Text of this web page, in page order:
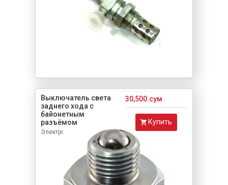
Выключатель света
заднего хода с
байонетным
разъёмом
Электрооборудование
30,500.сум
Купить